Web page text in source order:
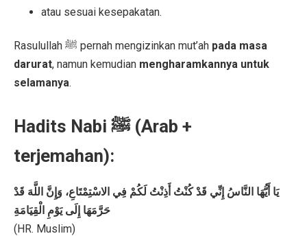
atau sesuai kesepakatan.
Rasulullah ﷺ pernah mengizinkan mut’ah pada masa
darurat, namun kemudian mengharamkannya untuk
selamanya.
Hadits Nabi ﷺ (Arab +
terjemahan):
يَا أَيُّهَا النَّاسُ إِنِّي قَدْ كُنْتُ أَذِنْتُ لَكُمْ فِي الاسْتِمْتَاعِ، وَإِنَّ اللَّهَ قَدْ
حَرَّمَهَا إِلَى يَوْمِ الْقِيَامَةِ
(HR. Muslim)